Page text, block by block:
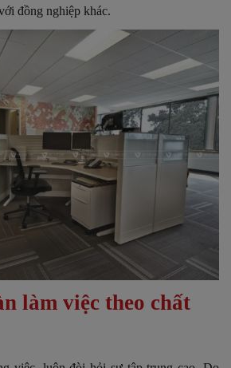
đồng nghiệp khác.
làm việc theo chất